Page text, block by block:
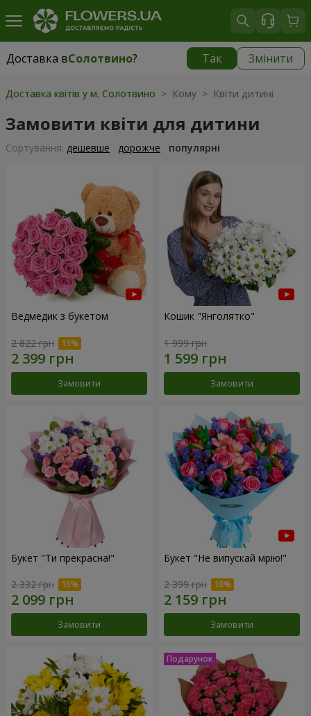
Доставка вСолотвино? Так Змінити
Доставка вСолотвино|
Доставка квітів у м. Солотвино > Кому > Квіти дитині
Замовити квіти для дитини
Сортування: дешевше дорожче популярні
Ведмедик з букетом
2 822 грн
Замовити
Кошик "Янголятко"
1 999 грн
Замовити
Букет "Ти прекрасна!"
2 332 грн
Замовити
Букет "Не випускай мрію!"
2 399 грн
Замовити